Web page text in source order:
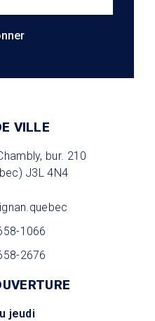
VILLE
bur. 210
J3L 4N4
1066
2676
jeudi